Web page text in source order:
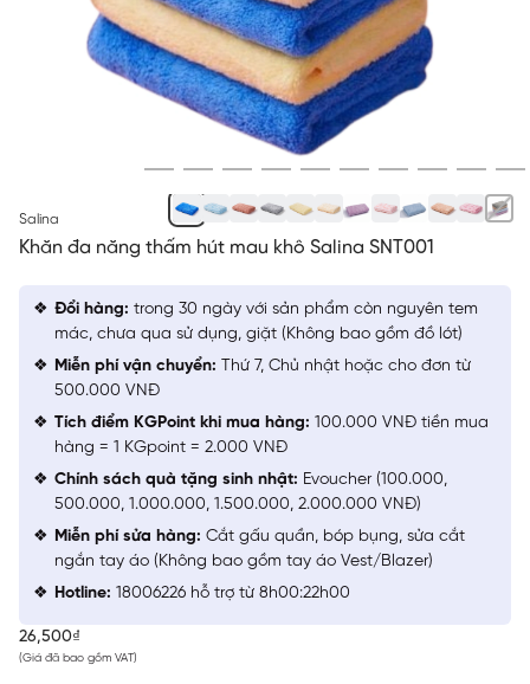
Salina
Khăn đa năng thấm hút mau khô Salina SNT001
26,500₫
(Giá đã bao gồm VAT)
Đổi hàng: trong 30 ngày với sản phẩm còn nguyên tem
mác, chưa qua sử dụng, giặt (Không bao gồm đồ lót)
Miễn phí vận chuyển: Thứ 7, Chủ nhật hoặc cho đơn từ
500.000 VNĐ
Tích điểm KGPoint khi mua hàng: 100.000 VNĐ tiền mua
hàng = 1 KGpoint = 2.000 VNĐ
Chính sách quà tặng sinh nhật: Evoucher (100.000,
500.000, 1.000.000, 1.500.000, 2.000.000 VNĐ)
Miễn phí sửa hàng: Cắt gấu quần, bóp bụng, sửa cắt
ngắn tay áo (Không bao gồm tay áo Vest/Blazer)
Hotline: 18006226 hỗ trợ từ 8h00:22h00